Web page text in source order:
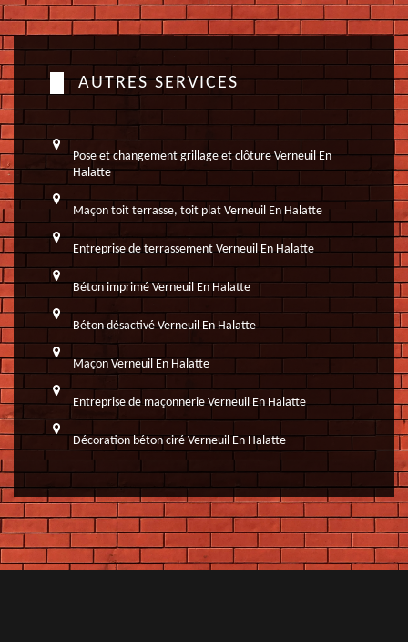
AUTRES SERVICES
Pose et changement grillage et clôture Verneuil En
Halatte
Maçon toit terrasse, toit plat Verneuil En Halatte
Entreprise de terrassement Verneuil En Halatte
Béton imprimé Verneuil En Halatte
Béton désactivé Verneuil En Halatte
Maçon Verneuil En Halatte
Entreprise de maçonnerie Verneuil En Halatte
Décoration béton ciré Verneuil En Halatte